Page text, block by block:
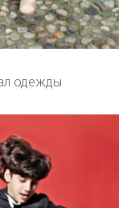
одежды